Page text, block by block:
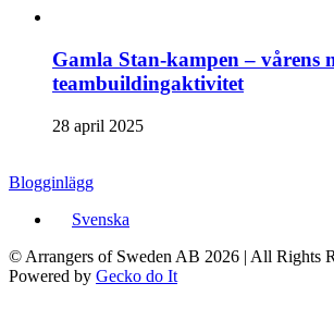
Gamla Stan-kampen – vårens
teambuildingaktivitet
28 april 2025
Blogginlägg
Svenska
© Arrangers of Sweden AB 2026 | All Rights
Powered by Gecko do It